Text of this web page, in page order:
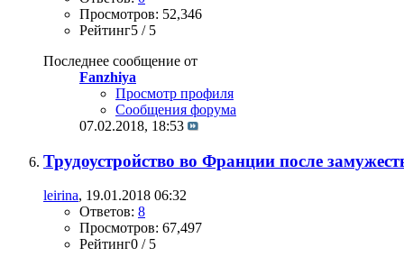
Просмотров: 52,346
Рейтинг5 / 5
Последнее сообщение от
Fanzhiya
Просмотр профиля
Сообщения форума
07.02.2018, 18:53
Трудоустройство во Франции после
leirina, 19.01.2018 06:32
Ответов: 8
Просмотров: 67,497
Рейтинг0 / 5